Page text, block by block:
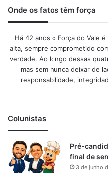
Onde os fatos têm força
Há 42 anos o Força do Vale
alta, sempre comprometido
verdade. Ao longo dessas
mas sem nunca deixar de
responsabilidade,
Colunistas
Pré-
final de
3 de junho